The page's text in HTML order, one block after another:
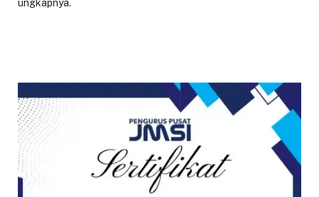
ungkapnya.